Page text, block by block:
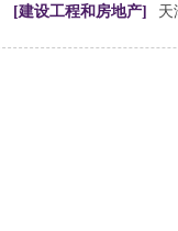
[建设工程和房地产] 天